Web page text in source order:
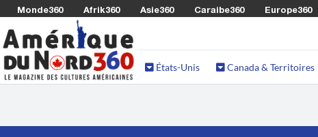
Monde360 Afrik360 Asie360 Caraibe360 Europe360
États-Unis Canada & Territoires